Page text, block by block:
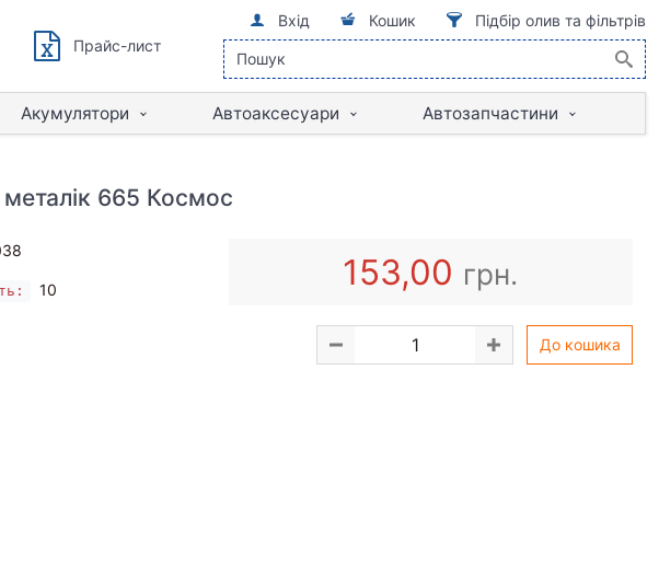
Прайс-лист
Вхід Кошик Підбір олив та фільтрів
Акумулятори Автоаксесуари Автозапчастини
металік 665 Космос
10 153,00 грн.
До кошика